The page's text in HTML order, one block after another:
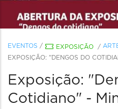
EVENTOS / EXPOSIÇÃO /
EXPOSIÇÃO: "DENGOS DO
Exposição:
Cotidiano" -